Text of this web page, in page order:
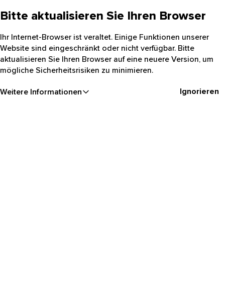
Bitte aktualisieren Sie Ihren Browser
Ihr Internet-Browser ist veraltet. Einige Funktionen unserer
Website sind eingeschränkt oder nicht verfügbar. Bitte
aktualisieren Sie Ihren Browser auf eine neuere Version, um
mögliche Sicherheitsrisiken zu minimieren.
Weitere Informationen Ignorieren